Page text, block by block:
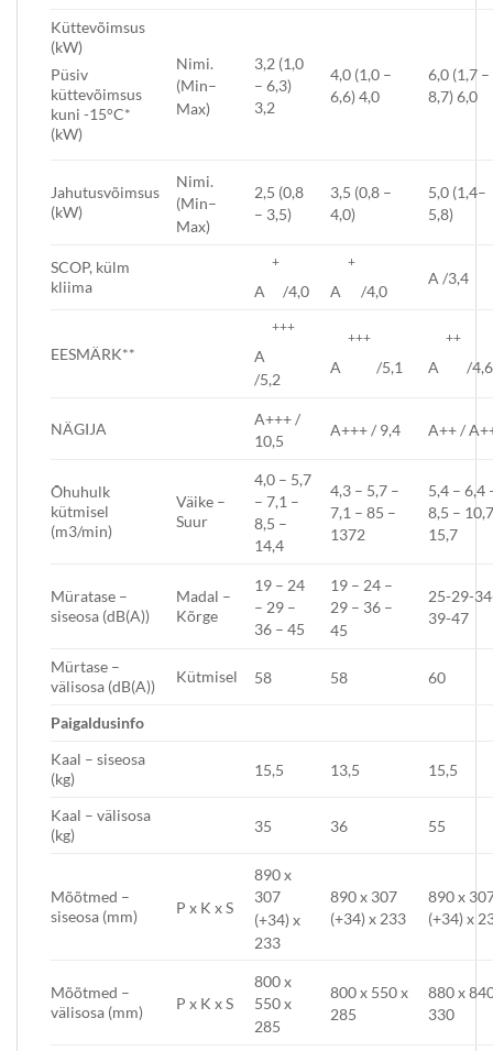
Küttevõimsus
(kW)
Püsiv
küttevõimsus
kuni -15°C*
(kW)
Nimi.
(Min–
Max)
3,2 (1,0
– 6,3)
3,2
4,0 (1,0 –
6,6) 4,0
6,0 (1,7 –
8,7) 6,0
Jahutusvõimsus
(kW)
Nimi.
(Min–
Max)
2,5 (0,8
– 3,5)
3,5 (0,8 –
4,0)
5,0 (1,4–
5,8)
SCOP, külm
kliima
A
+
/4,0 A
+
/4,0
A /3,4
EESMÄRK** A
+++
/5,2
A
+++
/5,1 A
++
/4,6
NÄGIJA
A+++ /
10,5
A+++ / 9,4 A++ /
Õhuhulk
kütmisel
(m3/min)
Väike –
Suur
4,0 – 5,7
– 7,1 –
8,5 –
14,4
4,3 – 5,7 –
7,1 – 85 –
1372
5,4 – 6,4
8,5 –
15,7
Müratase –
siseosa (dB(A))
Madal –
Kõrge
19 – 24
– 29 –
36 – 45
19 – 24 –
29 – 36 –
45
25-29-
39-47
Mürtase –
välisosa (dB(A))
Kütmisel 58 58 60
Paigaldusinfo
Kaal – siseosa
(kg)
15,5 13,5 15,5
Kaal – välisosa
(kg)
35 36 55
Mõõtmed –
siseosa (mm)
P x K x S
890 x
307
(+34) x
233
890 x 307
(+34) x 233
890 x
(+34) x
Mõõtmed –
välisosa (mm)
P x K x S
800 x
550 x
285
800 x 550 x
285
880 x
330